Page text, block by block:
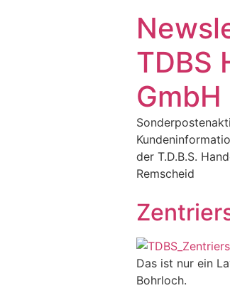
TDBS
GmbH
der T.D.B.S.
Remscheid
Das ist nur ein
Bohr­loch.